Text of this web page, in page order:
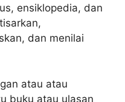
ensiklopedia, dan
dan menilai
atau atau
buku atau ulasan